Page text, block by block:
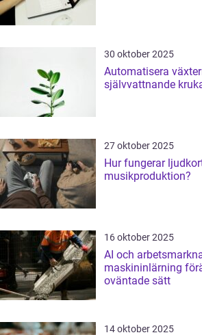
30 oktober 2025
Automatisera
självvattnande
27 oktober 2025
Hur fungerar
musikproduktion?
16 oktober 2025
AI och
maskininlärning
oväntade sätt
14 oktober 2025